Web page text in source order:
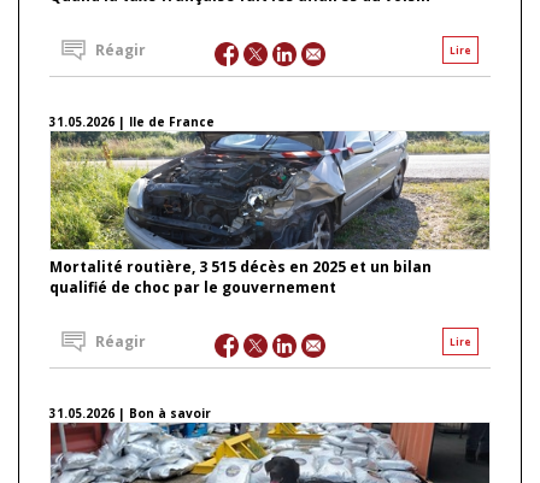
Lire
Réagir
31.05.2026 | Ile de France
Mortalité routière, 3 515 décès en 2025 et un bilan
qualifié de choc par le gouvernement
Lire
Réagir
31.05.2026 | Bon à savoir